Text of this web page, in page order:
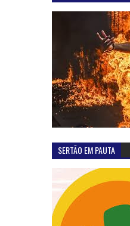
SERTÃO EM PAUTA